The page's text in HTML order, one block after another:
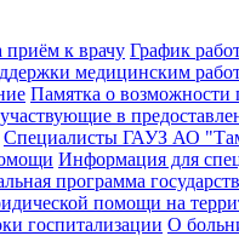
приём к врачу График
медицинским
Памятка о возможности
в
Специалисты ГАУЗ АО
Информация для
программа
помощи на
госпитализации О